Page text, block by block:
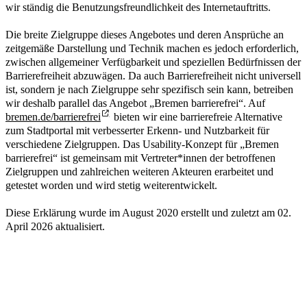
wir ständig die Benutzungsfreundlichkeit des Internetauftritts.
Die breite Zielgruppe dieses Angebotes und deren Ansprüche an
zeitgemäße Darstellung und Technik machen es jedoch erforderlich,
zwischen allgemeiner Verfügbarkeit und speziellen Bedürfnissen der
Barrierefreiheit abzuwägen. Da auch Barrierefreiheit nicht universell
ist, sondern je nach Zielgruppe sehr spezifisch sein kann, betreiben
wir deshalb parallel das Angebot „Bremen barrierefrei“. Auf
bremen.de/barrierefrei
bieten wir eine barrierefreie Alternative
zum Stadtportal mit verbesserter Erkenn- und Nutzbarkeit für
verschiedene Zielgruppen. Das Usability-Konzept für „Bremen
barrierefrei“ ist gemeinsam mit Vertreter*innen der betroffenen
Zielgruppen und zahlreichen weiteren Akteuren erarbeitet und
getestet worden und wird stetig weiterentwickelt.
Diese Erklärung wurde im August 2020 erstellt und zuletzt am 02.
April 2026 aktualisiert.